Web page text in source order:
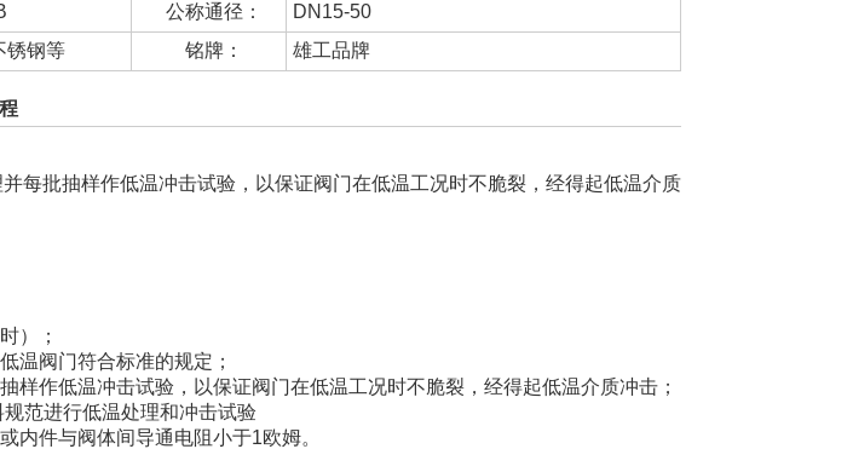
公称通径：
DN15-50
锈钢等 铭牌： 雄工品牌
每批抽样作低温冲击试验，以保证阀门在低温工况时不脆裂，经得起低温介质
）；
温阀门符合标准的规定；
样作低温冲击试验，以保证阀门在低温工况时不脆裂，经得起低温介质冲击；
范进行低温处理和冲击试验
内件与阀体间导通电阻小于1欧姆。